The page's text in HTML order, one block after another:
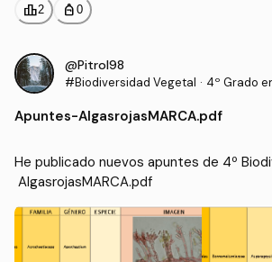
leaderboard2 personal_bag 0
@Pitrol98
#Biodiversidad Vegetal · 4º Grado
Apuntes-AlgasrojasMARCA.pdf
He publicado nuevos apuntes de 4º
AlgasrojasMARCA.pdf